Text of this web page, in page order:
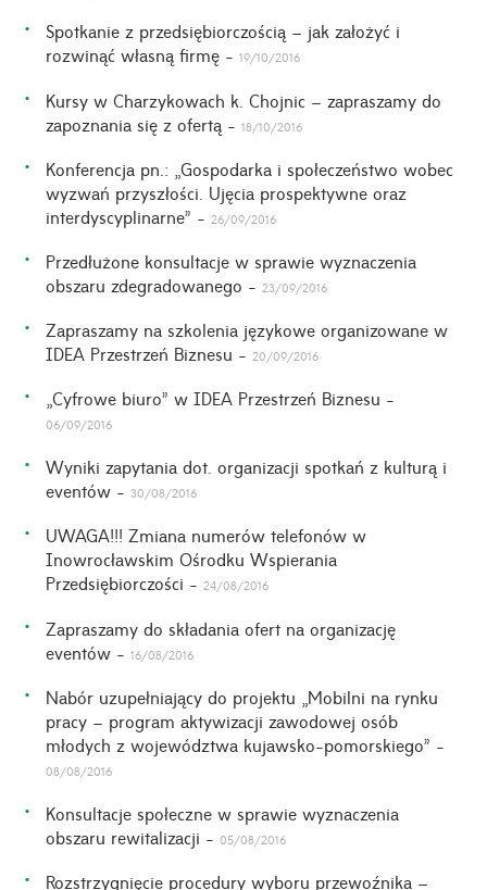
Spotkanie z przedsiębiorczością – jak założyć i
rozwinąć własną firmę -19/10/2016
Kursy w Charzykowach k. Chojnic – zapraszamy do
zapoznania się z ofertą -18/10/2016
Konferencja pn.: „Gospodarka i społeczeństwo wobec
wyzwań przyszłości. Ujęcia prospektywne oraz
interdyscyplinarne” - 26/09/2016
Przedłużone konsultacje w sprawie wyznaczenia
obszaru zdegradowanego - 23/09/2016
Zapraszamy na szkolenia językowe organizowane w
IDEA Przestrzeń Biznesu - 20/09/2016
„Cyfrowe biuro” w IDEA Przestrzeń Biznesu -
06/09/2016
Wyniki zapytania dot. organizacji spotkań z kulturą i
eventów - 30/08/2016
UWAGA!!! Zmiana numerów telefonów w
Inowrocławskim Ośrodku Wspierania
Przedsiębiorczości -24/08/2016
Zapraszamy do składania ofert na organizację
eventów -16/08/2016
Nabór uzupełniający do projektu „Mobilni na rynku
pracy – program aktywizacji zawodowej osób
młodych z województwa kujawsko-pomorskiego” -
08/08/2016
Konsultacje społeczne w sprawie wyznaczenia
obszaru rewitalizacji -05/08/2016
Rozstrzygnięcie procedury wyboru przewoźnika –